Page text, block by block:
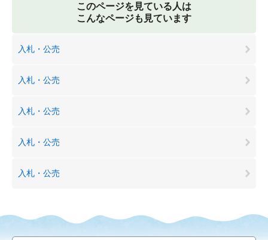
このページを見ている人は
こんなページも見ています
入札・公売
入札・公売
入札・公売
入札・公売
入札・公売